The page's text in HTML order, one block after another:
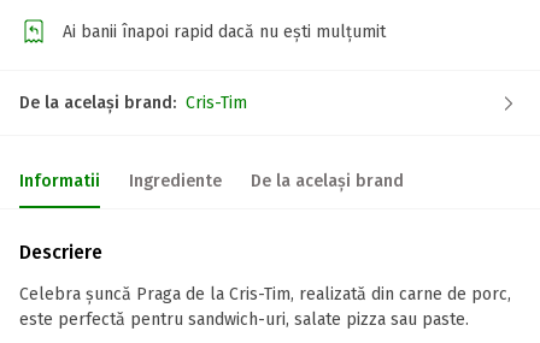
Ai banii înapoi rapid dacă nu ești mulțumit
De la același brand: Cris-Tim
Informatii Ingrediente De la același brand
Descriere
Celebra șuncă Praga de la Cris-Tim, realizată din carne de porc,
este perfectă pentru sandwich-uri, salate pizza sau paste.